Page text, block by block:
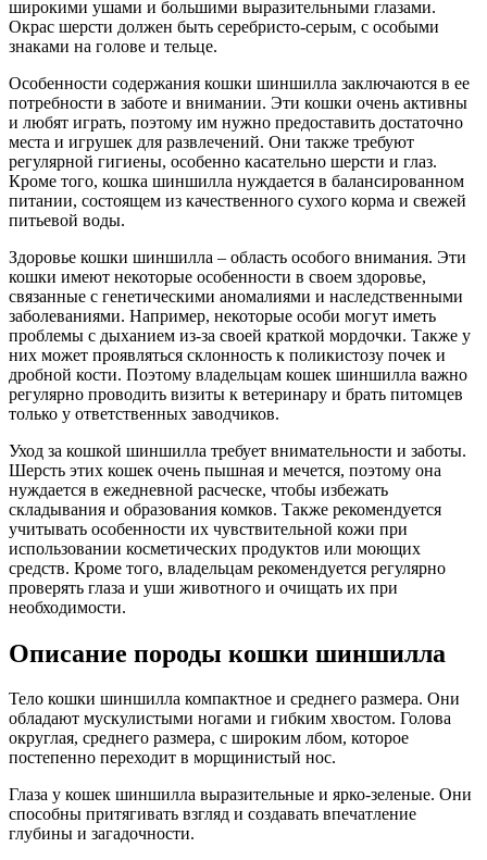
широкими ушами и большими выразительными глазами.
Окрас шерсти должен быть серебристо-серым, с особыми
знаками на голове и тельце.
Особенности содержания кошки шиншилла заключаются в ее
потребности в заботе и внимании. Эти кошки очень активны
и любят играть, поэтому им нужно предоставить достаточно
места и игрушек для развлечений. Они также требуют
регулярной гигиены, особенно касательно шерсти и глаз.
Кроме того, кошка шиншилла нуждается в балансированном
питании, состоящем из качественного сухого корма и свежей
питьевой воды.
Здоровье кошки шиншилла – область особого внимания. Эти
кошки имеют некоторые особенности в своем здоровье,
связанные с генетическими аномалиями и наследственными
заболеваниями. Например, некоторые особи могут иметь
проблемы с дыханием из-за своей краткой мордочки. Также у
них может проявляться склонность к поликистозу почек и
дробной кости. Поэтому владельцам кошек шиншилла важно
регулярно проводить визиты к ветеринару и брать питомцев
только у ответственных заводчиков.
Уход за кошкой шиншилла требует внимательности и заботы.
Шерсть этих кошек очень пышная и мечется, поэтому она
нуждается в ежедневной расческе, чтобы избежать
складывания и образования комков. Также рекомендуется
учитывать особенности их чувствительной кожи при
использовании косметических продуктов или моющих
средств. Кроме того, владельцам рекомендуется регулярно
проверять глаза и уши животного и очищать их при
необходимости.
Описание породы кошки шиншилла
Тело кошки шиншилла компактное и среднего размера. Они
обладают мускулистыми ногами и гибким хвостом. Голова
округлая, среднего размера, с широким лбом, которое
постепенно переходит в морщинистый нос.
Глаза у кошек шиншилла выразительные и ярко-зеленые. Они
способны притягивать взгляд и создавать впечатление
глубины и загадочности.